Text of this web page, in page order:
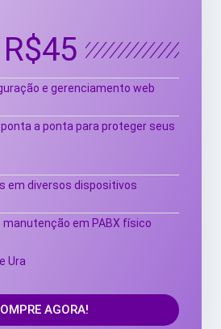
R$45
e gerenciamento web
a ponta para proteger seus
em diversos dispositivos
em PABX físico
Ura
AGORA!